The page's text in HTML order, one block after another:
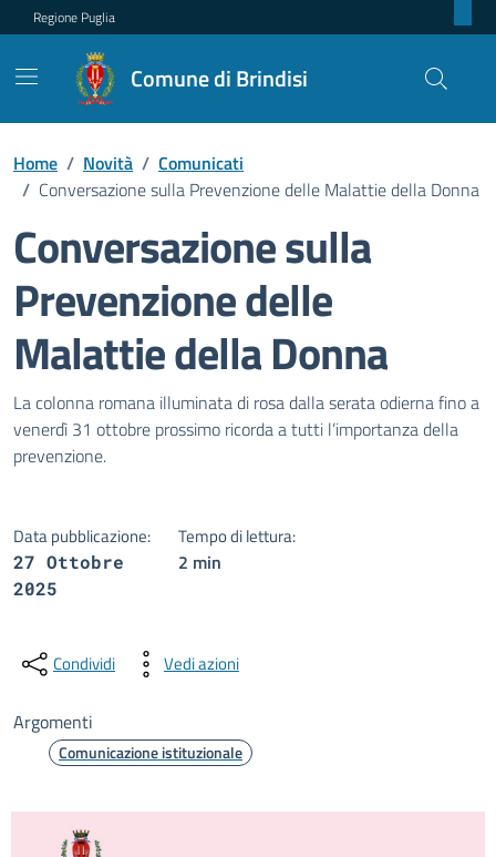
Regione Puglia
Comune di Brindisi
Home / Novità / Comunicati
/ Conversazione sulla Prevenzione delle Malattie della Donna
Conversazione sulla
Prevenzione delle
Malattie della Donna
Dettagli della notizia
La colonna romana illuminata di rosa dalla serata odierna fino a
venerdì 31 ottobre prossimo ricorda a tutti l’importanza della
prevenzione.
Data pubblicazione:
27 Ottobre
2025
Tempo di lettura:
2 min
Condividi Vedi azioni
Argomenti
Comunicazione istituzionale